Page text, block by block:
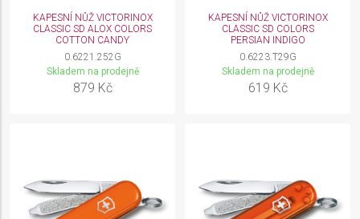
KAPESNÍ NŮŽ VICTORINOX
CLASSIC SD ALOX COLORS
COTTON CANDY
0.6221.252G
Skladem na prodejně
879 Kč
KAPESNÍ NŮŽ VICTORINOX
CLASSIC SD COLORS
PERSIAN INDIGO
0.6223.T29G
Skladem na prodejně
619 Kč